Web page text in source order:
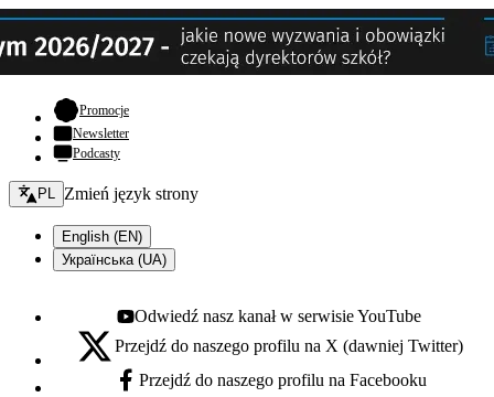
Promocje- otwiera się w nowej karcie
Newsletter
Podcasty
Zmień język - bieżący:
PL Zmień język strony
English (EN)
Українська (UA)
Youtube - otwiera się w nowej karcie
Odwiedź nasz kanał w serwisie YouTube
X - otwiera się w nowej karcie
Przejdź do naszego profilu na X (dawniej Twitter)
Facebook - otwiera się w nowej karcie
Przejdź do naszego profilu na Facebooku